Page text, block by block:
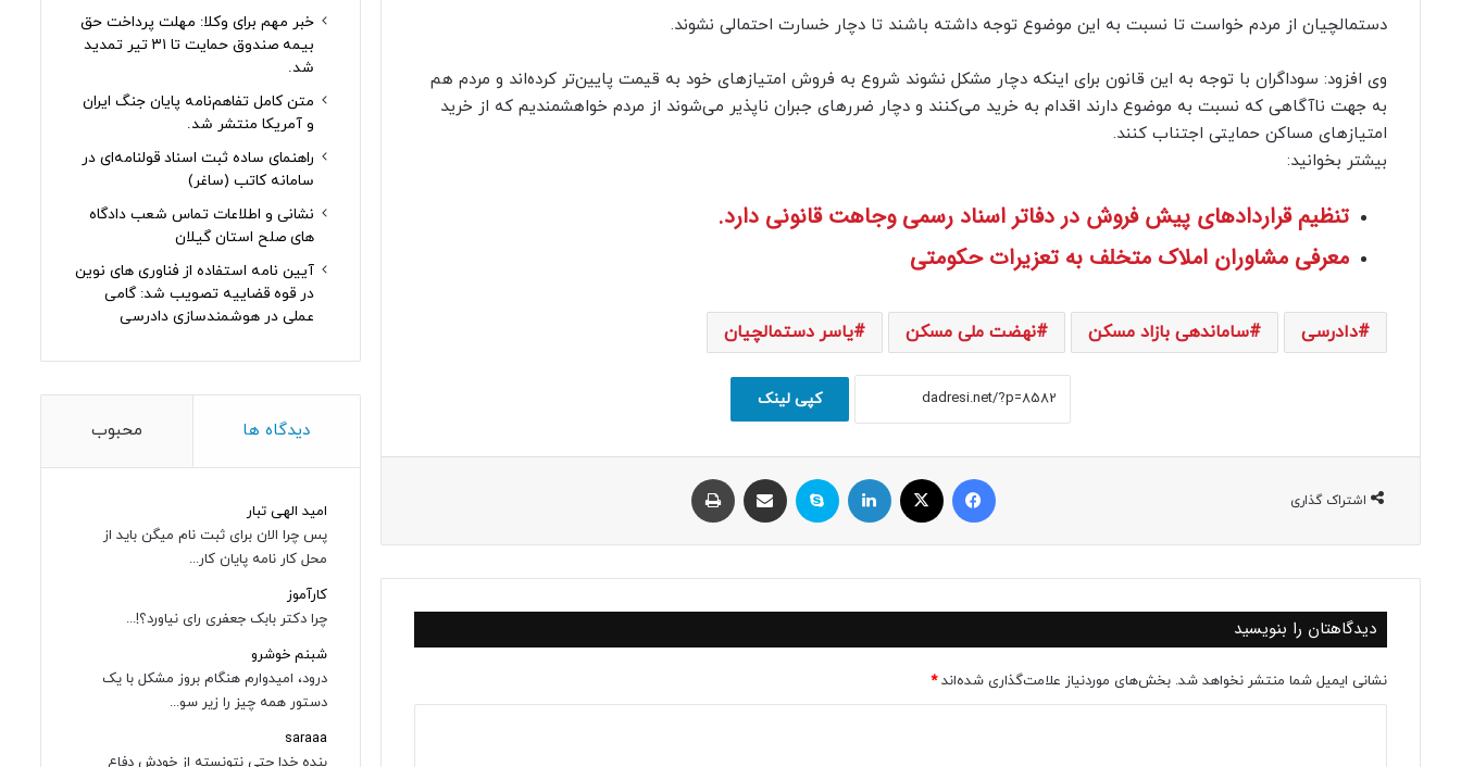
دستمالچیان از مردم خواست تا نسبت به این موضوع توجه داشته باشند تا دچار خسارت احتمالی نشوند.
وی افزود: سوداگران با توجه به این قانون برای اینکه دچار مشکل نشوند شروع به فروش امتیازهای خود به قیمت پایین‌تر کرده‌اند و مردم هم
به جهت ناآگاهی که نسبت به موضوع دارند اقدام به خرید می‌کنند و دچار ضررهای جبران ناپذیر می‌شوند از مردم خواهشمندیم که از خرید
امتیازهای مساکن حمایتی اجتناب کنند.
بیشتر بخوانید:
تنظیم قراردادهای پیش فروش در دفاتر اسناد رسمی وجاهت قانونی دارد.
معرفی مشاوران املاک متخلف به تعزیرات حکومتی
دادرسی ساماندهی بازاد مسکن نهضت ملی مسکن یاسر دستمالچیان
کپی لینک
اشتراک گذاری
فیسبوک ایکس لینکداین اسکایپ اشتراک با ایمیل
دیدگاهتان را بنویسید
نشانی ایمیل شما منتشر نخواهد شد. بخش‌های موردنیاز علامت‌گذاری شده‌اند*
خبر مهم برای وکلا: مهلت پرداخت حق
بیمه صندوق حمایت تا ۳۱ تیر تمدید
شد.
متن کامل تفاهم‌نامه پایان جنگ ایران
و آمریکا منتشر شد.
راهنمای ساده ثبت اسناد قولنامه‌ای در
سامانه کاتب (ساغر)
نشانی و اطلاعات تماس شعب دادگاه
های صلح استان گیلان
آیین نامه استفاده از فناوری های نوین
در قوه قضاییه تصویب شد: گامی
عملی در هوشمندسازی دادرسی
دیدگاه ها محبوب
امید الهی تبار
پس چرا الان برای ثبت نام میگن باید از
محل کار نامه پایان کار...
کارآموز
چرا دکتر بابک جعفری رای نیاورد؟!...
شبنم خوشرو
درود، امیدوارم هنگام بروز مشکل با یک
دستور همه چیز را زیر سو...
saraaa
بنده خدا حتی نتونسته از خودش دفاع